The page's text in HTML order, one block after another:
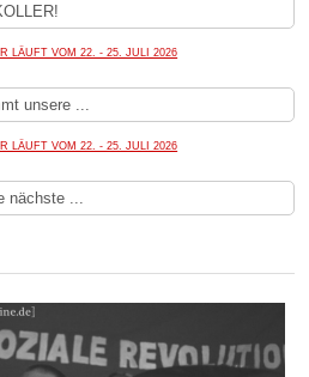
LÄUFT VOM 22. - 25. JULI 2026
unsere ...
LÄUFT VOM 22. - 25. JULI 2026
nächste ...